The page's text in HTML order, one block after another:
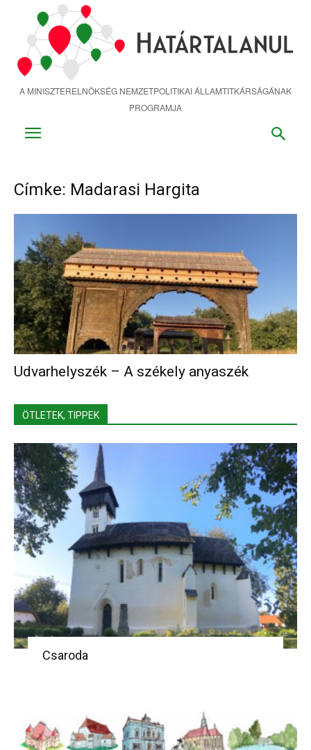
tartalomra
A MINISZTERELNÖKSÉG NEMZETPOLITIKAI ÁLLAMTITKÁRSÁGÁNAK
PROGRAMJA
Címke: Madarasi Hargita
Udvarhelyszék – A székely anyaszék
ÖTLETEK, TIPPEK
Csaroda